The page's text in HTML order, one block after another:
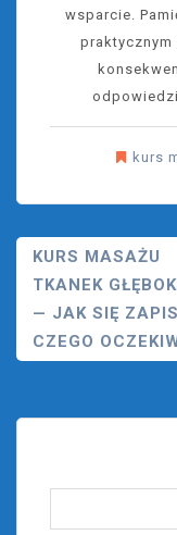
wsparcie.
kurs
Nawigacja
Wpisu
KURS MASAŻU
TKANEK
— JAK SIĘ
CZEGO